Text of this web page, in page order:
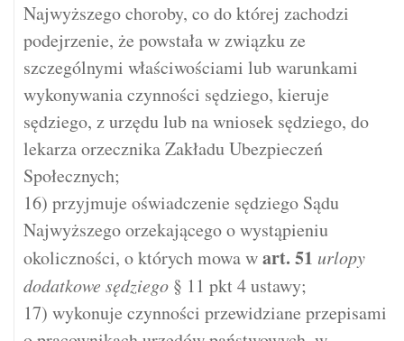
Najwyższego choroby, co do której zachodzi
podejrzenie, że powstała w związku ze
szczególnymi właściwościami lub warunkami
wykonywania czynności sędziego, kieruje
sędziego, z urzędu lub na wniosek sędziego, do
lekarza orzecznika Zakładu Ubezpieczeń
Społecznych;
16) przyjmuje oświadczenie sędziego Sądu
Najwyższego orzekającego o wystąpieniu
okoliczności, o których mowa wart. 51 urlopy
dodatkowe sędziego § 11 pkt 4 ustawy;
17) wykonuje czynności przewidziane przepisami